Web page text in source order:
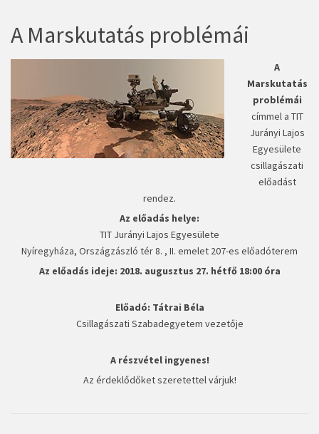
A Marskutatás problémái
A
Marskutatás
problémái
címmel a TIT
Jurányi Lajos
Egyesülete
csillagászati
előadást
rendez.
Az előadás helye:
TIT Jurányi Lajos Egyesülete
Nyíregyháza, Országzászló tér 8. , II. emelet 207-es előadóterem
Az előadás ideje: 2018. augusztus 27. hétfő 18:00 óra
Előadó: Tátrai Béla
Csillagászati Szabadegyetem vezetője
A részvétel ingyenes!
Az érdeklődőket szeretettel várjuk!